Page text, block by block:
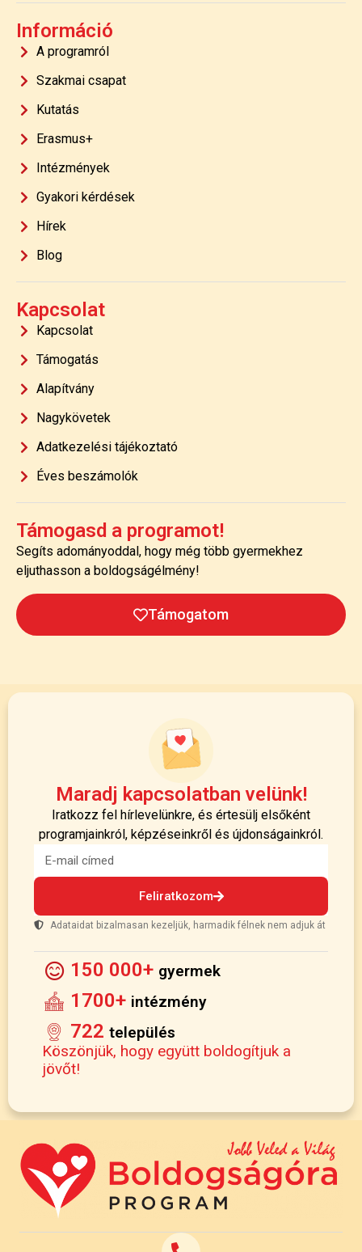
Információ
A programról
Szakmai csapat
Kutatás
Erasmus+
Intézmények
Gyakori kérdések
Hírek
Blog
Kapcsolat
Kapcsolat
Támogatás
Alapítvány
Nagykövetek
Adatkezelési tájékoztató
Éves beszámolók
Támogasd a programot!
Segíts adományoddal, hogy még több gyermekhez
eljuthasson a boldogságélmény!
Támogatom
Maradj kapcsolatban velünk!
Iratkozz fel hírlevelünkre, és értesülj elsőként
programjainkról, képzéseinkről és újdonságainkról.
Feliratkozom
Adataidat bizalmasan kezeljük, harmadik félnek nem adjuk át
150 000+ gyermek
1700+ intézmény
722 település
Köszönjük, hogy együtt boldogítjuk a
jövőt!